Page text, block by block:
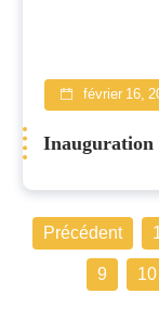
février 16,
Inauguration
Précédent
9
10